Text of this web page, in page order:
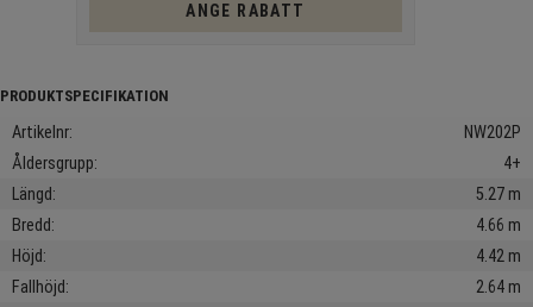
ANGE RABATT
Artikelnr
NW202P
Åldersgrupp
4+
Längd
5.27 m
Bredd
4.66 m
Höjd
4.42 m
Fallhöjd
2.64 m